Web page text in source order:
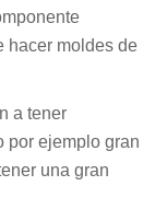
hacer moldes de
a tener
por ejemplo gran
una gran